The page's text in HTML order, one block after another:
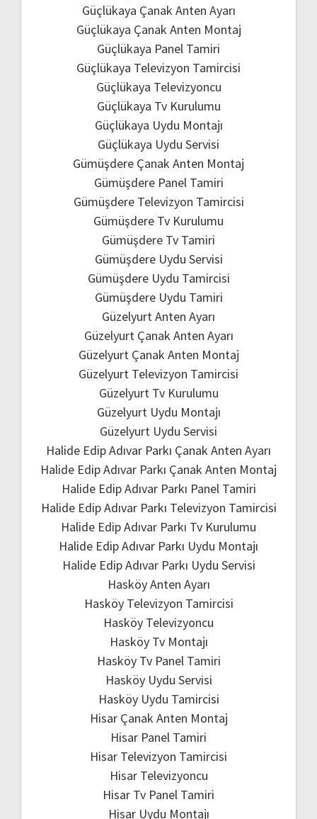
Güçlükaya Çanak Anten Ayarı
Güçlükaya Çanak Anten Montaj
Güçlükaya Panel Tamiri
Güçlükaya Televizyon Tamircisi
Güçlükaya Televizyoncu
Güçlükaya Tv Kurulumu
Güçlükaya Uydu Montajı
Güçlükaya Uydu Servisi
Gümüşdere Çanak Anten Montaj
Gümüşdere Panel Tamiri
Gümüşdere Televizyon Tamircisi
Gümüşdere Tv Kurulumu
Gümüşdere Tv Tamiri
Gümüşdere Uydu Servisi
Gümüşdere Uydu Tamircisi
Gümüşdere Uydu Tamiri
Güzelyurt Anten Ayarı
Güzelyurt Çanak Anten Ayarı
Güzelyurt Çanak Anten Montaj
Güzelyurt Televizyon Tamircisi
Güzelyurt Tv Kurulumu
Güzelyurt Uydu Montajı
Güzelyurt Uydu Servisi
Halide Edip Adıvar Parkı Çanak Anten Ayarı
Halide Edip Adıvar Parkı Çanak Anten Montaj
Halide Edip Adıvar Parkı Panel Tamiri
Halide Edip Adıvar Parkı Televizyon Tamircisi
Halide Edip Adıvar Parkı Tv Kurulumu
Halide Edip Adıvar Parkı Uydu Montajı
Halide Edip Adıvar Parkı Uydu Servisi
Hasköy Anten Ayarı
Hasköy Televizyon Tamircisi
Hasköy Televizyoncu
Hasköy Tv Montajı
Hasköy Tv Panel Tamiri
Hasköy Uydu Servisi
Hasköy Uydu Tamircisi
Hisar Çanak Anten Montaj
Hisar Panel Tamiri
Hisar Televizyon Tamircisi
Hisar Televizyoncu
Hisar Tv Panel Tamiri
Hisar Uydu Montajı